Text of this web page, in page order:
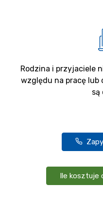
Rodzina i przyjaciele
względu na pracę lub
są
Ile kosztuje